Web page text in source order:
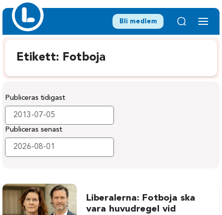
Bli medlem
Etikett: Fotboja
Publiceras tidigast
Publiceras senast
Liberalerna: Fotboja ska
vara huvudregel vid